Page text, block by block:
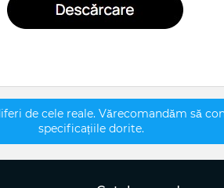
de cele reale. Vărecomandăm să
specificațiile dorite.